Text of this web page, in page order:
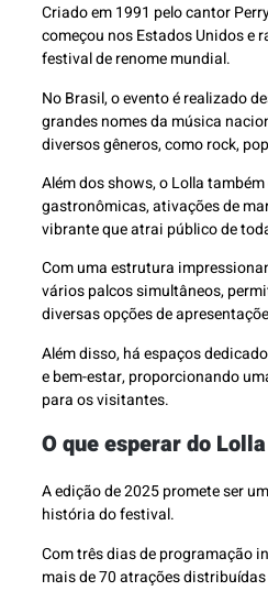
Criado em 1991 pelo cantor
começou nos Estados Unidos e
festival de renome mundial.
No Brasil, o evento é realizado
grandes nomes da música
diversos gêneros, como rock,
Além dos shows, o Lolla
gastronômicas, ativações de
vibrante que atrai público de
Com uma estrutura
vários palcos simultâneos,
diversas opções de
Além disso, há espaços
e bem-estar, proporcionando
para os visitantes.
O que esperar do
A edição de 2025 promete ser
história do festival.
Com três dias de programação
mais de 70 atrações